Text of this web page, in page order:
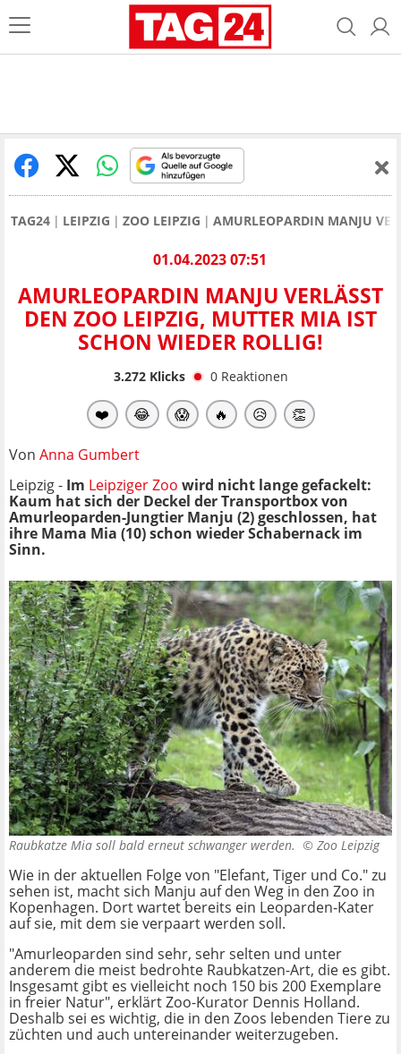
TAG24 LEIPZIG ZOO LEIPZIG AMURLEOPARDIN MANJU
01.04.2023 07:51
AMURLEOPARDIN MANJU VERLÄSST
DEN ZOO LEIPZIG, MUTTER MIA IST
SCHON WIEDER ROLLIG!
3.272Klicks 0 Reaktionen
❤️ 😂 😱 🔥 😥 👏
Von Anna Gumbert
Leipzig - Im Leipziger Zoo wird nicht lange gefackelt:
Kaum hat sich der Deckel der Transportbox von
Amurleoparden-Jungtier Manju (2) geschlossen, hat
ihre Mama Mia (10) schon wieder Schabernack im
Sinn.
Raubkatze Mia soll bald erneut schwanger werden. © Zoo Leipzig
Wie in der aktuellen Folge von "Elefant, Tiger und Co." zu
sehen ist, macht sich Manju auf den Weg in den Zoo in
Kopenhagen. Dort wartet bereits ein Leoparden-Kater
auf sie, mit dem sie verpaart werden soll.
"Amurleoparden sind sehr, sehr selten und unter
anderem die meist bedrohte Raubkatzen-Art, die es gibt.
Insgesamt gibt es vielleicht noch 150 bis 200 Exemplare
in freier Natur", erklärt Zoo-Kurator Dennis Holland.
Deshalb sei es wichtig, die in den Zoos lebenden Tiere zu
züchten und auch untereinander weiterzugeben.